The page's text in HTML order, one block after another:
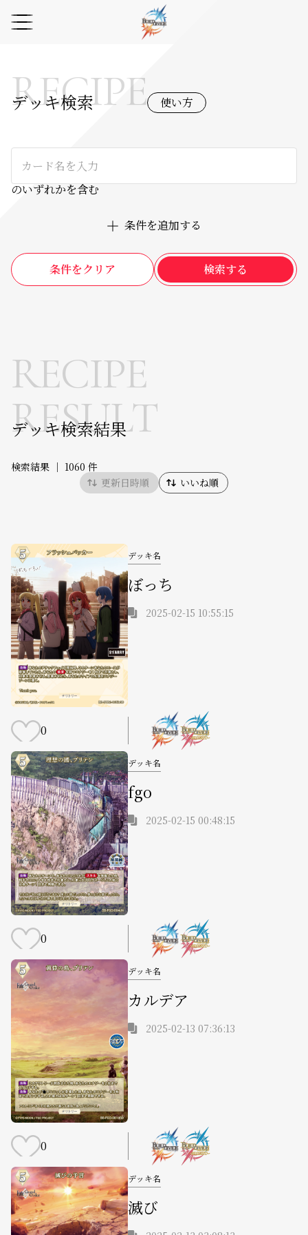
RECIPE
デッキ検索 使い方
のいずれかを含む
条件を追加する
条件をクリア 検索する
RECIPE
RESULT
デッキ検索結果
検索結果 ｜ 1060 件
更新日時順
いいね順
デッキ名
ぼっち
2025-02-15 10:55:15
0
デッキ名
fgo
2025-02-15 00:48:15
0
デッキ名
カルデア
2025-02-13 07:36:13
0
デッキ名
滅び